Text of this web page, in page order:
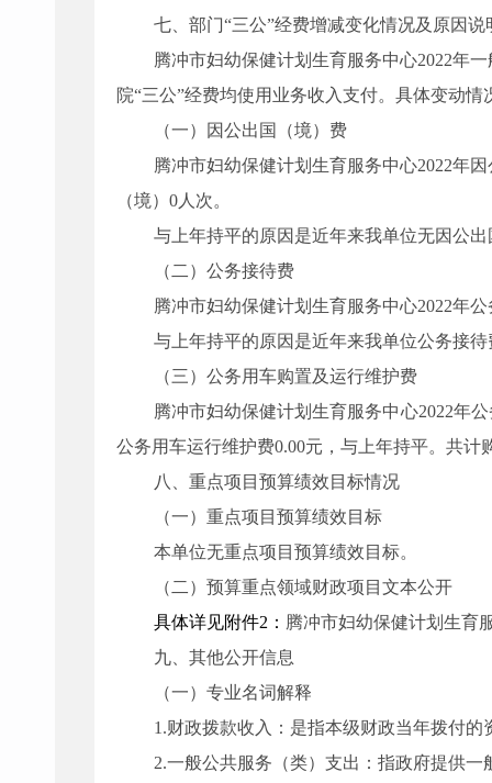
七、 部门“三公”经费增减变化情况及原因说
腾冲市妇幼保健计划生育服务中心2022年一
院“三公”经费均使用业务收入支付。具体变动情
（一）
因公出国（境）费
腾冲市妇幼保健计划生育服务中心2022年因
（境） 0 人次。
与上年持平的原因是近年来我单位无因公
（二） 公务接待费
腾冲市妇幼保健计划生育服务中心2022年公
与上年持平的原因是近年来我单位公务接待
（三） 公务用车购置及运行维护费
腾冲市妇幼保健计划生育服务中心2022年
公务用车运行维护费0.00元，与上年持平。共计
八、重点项目预算绩效目标情况
（一）重点项目预算绩效目标
本单位无重点项目预算绩效目标。
（二）预算重点领域财政项目文本公开
具体详见附件2： 腾冲市妇幼保健计划生育
九 、其他公开信息
（一）专业名词解释
1.财政拨款收入：是指本级财政当年拨付的
2.一般公共服务（类）支出：指政府提供